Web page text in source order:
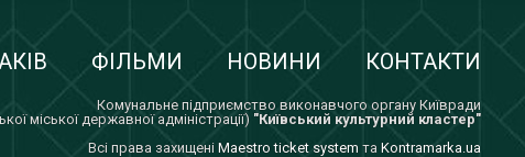
ФІЛЬМИ НОВИНИ КОНТАКТИ
Комунальне підприємство виконавчого органу Київради
міської державної адміністрації) "Київський культурний кластер"
Всi права захищенi Maestro ticket system та Kontramarka.ua